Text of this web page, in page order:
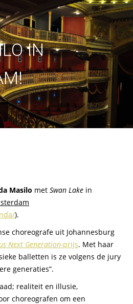
IN
Masilo met Swan Lake in
).
choreografe uit Johannesburg
Next Generation-prijs. Met haar
balletten is ze volgens de jury
generaties”.
realiteit en illusie,
choreografen om een